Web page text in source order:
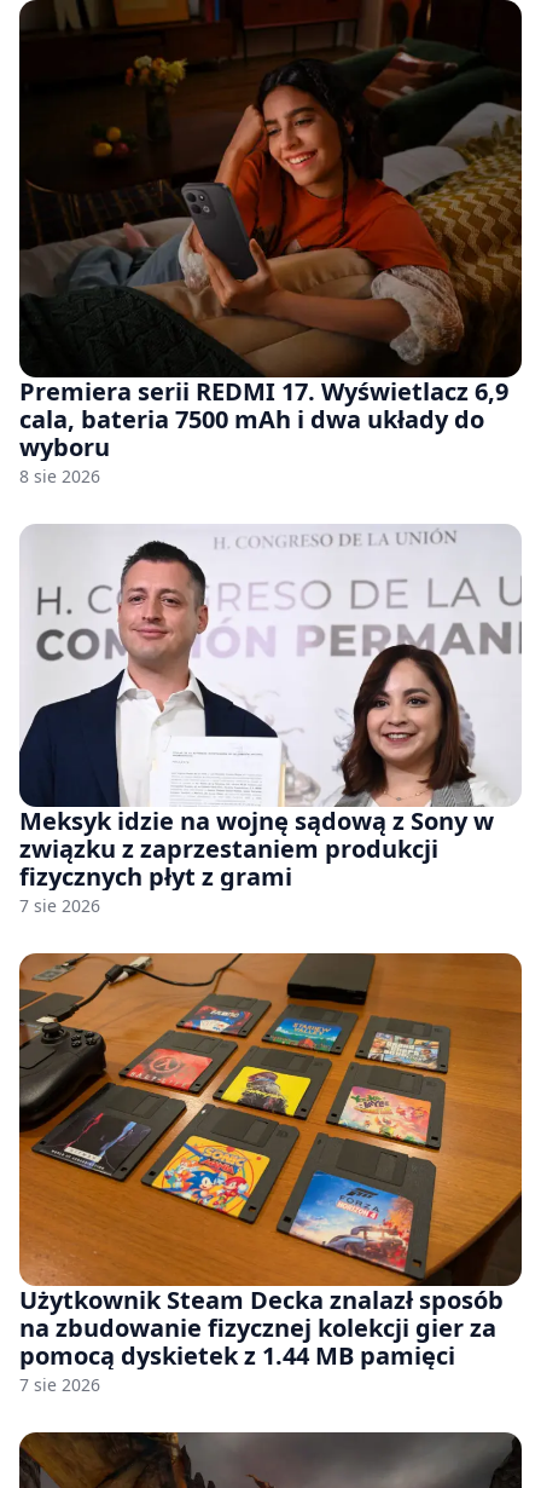
Premiera serii REDMI 17. Wyświetlacz 6,9
cala, bateria 7500 mAh i dwa układy do
wyboru
8 sie 2026
Meksyk idzie na wojnę sądową z Sony w
związku z zaprzestaniem produkcji
fizycznych płyt z grami
7 sie 2026
Użytkownik Steam Decka znalazł sposób
na zbudowanie fizycznej kolekcji gier za
pomocą dyskietek z 1.44 MB pamięci
7 sie 2026